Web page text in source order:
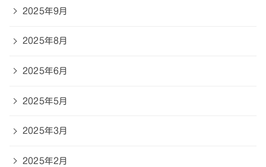
2025年9月
2025年8月
2025年6月
2025年5月
2025年3月
2025年2月